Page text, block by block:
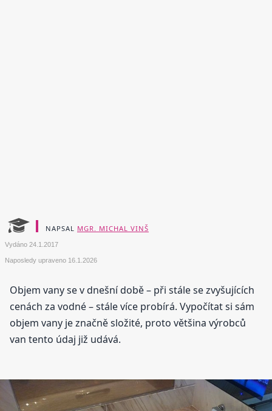
NAPSAL MGR. MICHAL VINŠ
Vydáno 24.1.2017
Naposledy upraveno 16.1.2026
Objem vany se v dnešní době – při stále se zvyšujících
cenách za vodné – stále více probírá. Vypočítat si sám
objem vany je značně složité, proto většina výrobců
van tento údaj již udává.